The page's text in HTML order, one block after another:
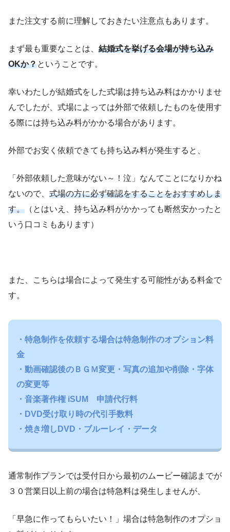
また注文する前に理解しておきたい注意点もあります。
まず最も重要なことは、 結婚式を挙げる会場が持ち込み
OKか？ということです。
幸いわたしが結婚式をした式場は持ち込み料はかかりませ
んでしたが、式場によっては外部で依頼したものを使用す
る際には持ち込み料がかかる場合があります。
外部でお安く依頼できても持ち込み料が発生すると、
「外部依頼した意味がない～！泣」なんてことになりかね
ないので、 式場の方に必ず確認をすることをおすすめしま
す。 （とはいえ、持ち込み料がかかっても断然安かったと
いう口コミもあります）
また、こちらは場合によって発生する可能性がある料金で
す。
・特急制作を依頼する場合は特急制作のオプション料
金
・動画確認後のＢＧＭ変更・写真の追加や削除・字体
の変更等
・音楽著作権 iSUM 申請代行料
・DVD受け取り時の代引手数料
・焼き増しDVD・ブルーレイ・データ
通常制作プランでは受付日から最初のムービー確認までが
３０営業日以上前の場合は特急料は発生しませんが、
「早急に作ってもらいたい！」場合は特急制作のオプショ